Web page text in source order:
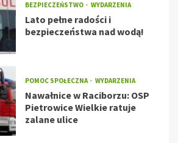
BEZPIECZEŃSTWO WYDARZENIA
Lato pełne radości i
bezpieczeństwa nad wodą!
POMOC SPOŁECZNA WYDARZENIA
Nawałnice w Raciborzu: OSP
Pietrowice Wielkie ratuje
zalane ulice